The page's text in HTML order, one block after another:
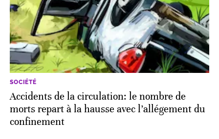
SOCIÉTÉ
Accidents de la circulation: le nombre de
morts repart à la hausse avec l’allégement du
confinement